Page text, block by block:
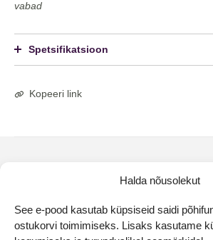
Halda nõusolekut
See e-pood kasutab küpsiseid saidi
ostukorvi toimimiseks. Lisaks kasutame
vabad
Spetsifikatsioon
Kopeeri link